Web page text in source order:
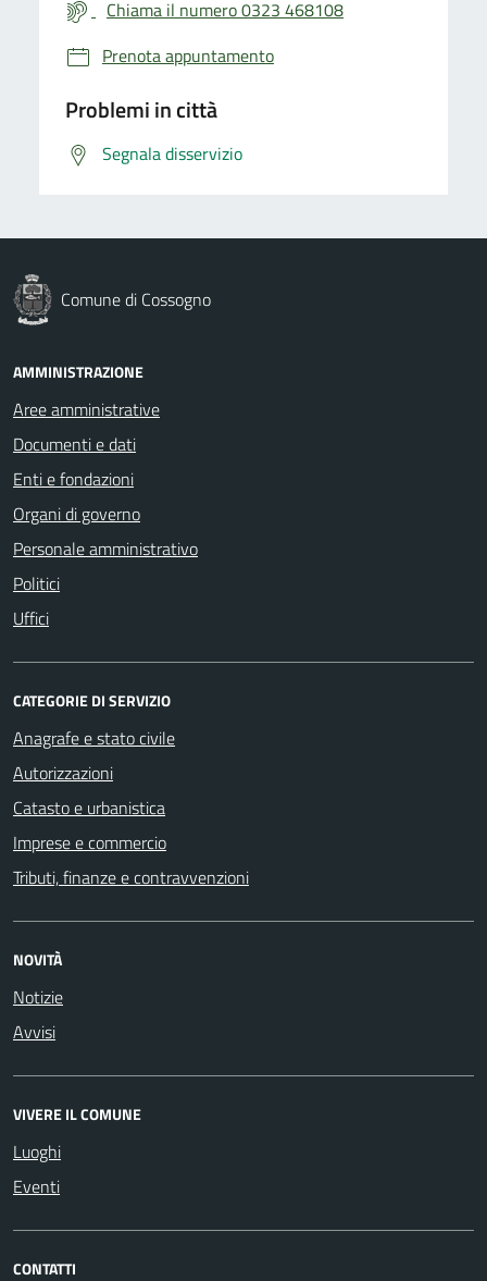
Chiama il numero 0323 468108
Prenota appuntamento
Problemi in città
Segnala disservizio
Comune di Cossogno
AMMINISTRAZIONE
Aree amministrative
Documenti e dati
Enti e fondazioni
Organi di governo
Personale amministrativo
Politici
Uffici
CATEGORIE DI SERVIZIO
Anagrafe e stato civile
Autorizzazioni
Catasto e urbanistica
Imprese e commercio
Tributi, finanze e contravvenzioni
NOVITÀ
Notizie
Avvisi
VIVERE IL COMUNE
Luoghi
Eventi
CONTATTI